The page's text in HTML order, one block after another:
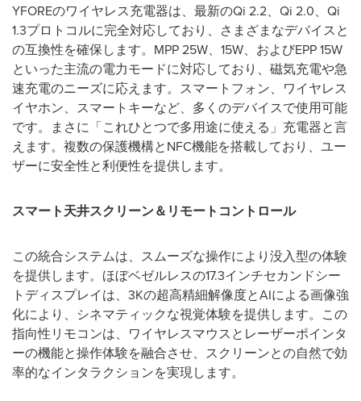
YFOREのワイヤレス充電器は、最新のQi 2.2、Qi 2.0、Qi
1.3プロトコルに完全対応しており、さまざまなデバイスと
の互換性を確保します。MPP 25W、15W、およびEPP 15W
といった主流の電力モードに対応しており、磁気充電や急
速充電のニーズに応えます。スマートフォン、ワイヤレス
イヤホン、スマートキーなど、多くのデバイスで使用可能
です。まさに「これひとつで多用途に使える」充電器と言
えます。複数の保護機構とNFC機能を搭載しており、ユー
ザーに安全性と利便性を提供します。
スマート天井スクリーン＆リモートコントロール
この統合システムは、スムーズな操作により没入型の体験
を提供します。ほぼベゼルレスの17.3インチセカンドシー
トディスプレイは、3Kの超高精細解像度とAIによる画像強
化により、シネマティックな視覚体験を提供します。この
指向性リモコンは、ワイヤレスマウスとレーザーポインタ
ーの機能と操作体験を融合させ、スクリーンとの自然で効
率的なインタラクションを実現します。